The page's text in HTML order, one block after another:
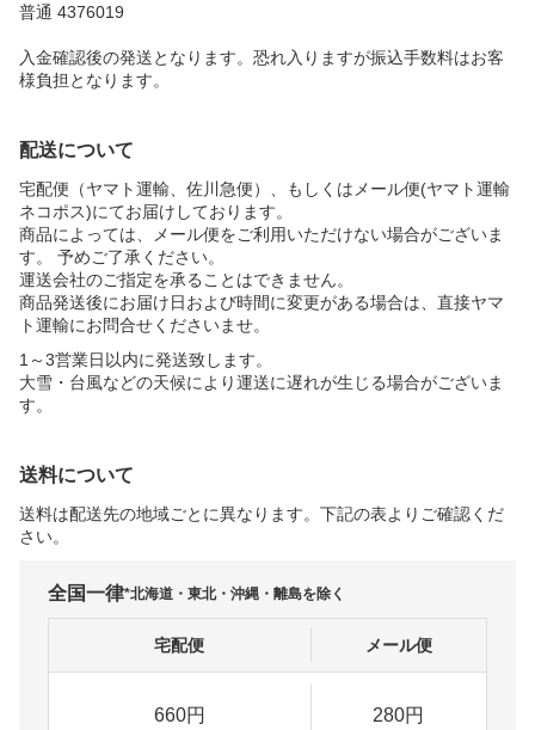
普通 4376019
入金確認後の発送となります。恐れ入りますが振込手数料はお客
様負担となります。
配送について
宅配便（ヤマト運輸、佐川急便）、もしくはメール便(ヤマト運輸
ネコポス)にてお届けしております。
商品によっては、メール便をご利用いただけない場合がございま
す。 予めご了承ください。
運送会社のご指定を承ることはできません。
商品発送後にお届け日および時間に変更がある場合は、直接ヤマ
ト運輸にお問合せくださいませ。
1～3営業日以内に発送致します。
大雪・台風などの天候により運送に遅れが生じる場合がございま
す。
送料について
送料は配送先の地域ごとに異なります。下記の表よりご確認くだ
さい。
全国一律*北海道・東北・沖縄・離島を除く
宅配便 メール便
660円 280円